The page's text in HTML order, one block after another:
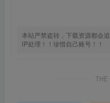
本站严禁盗转，下载资源都会
IP处理！！珍惜自己账号！！
THE